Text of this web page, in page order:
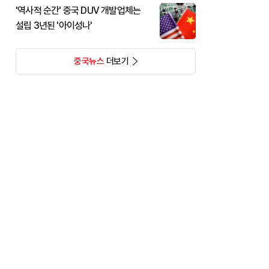
'역사적 순간' 중국 DUV 개발업체는
설립 3년된 '아이성나'
중국뉴스더보기